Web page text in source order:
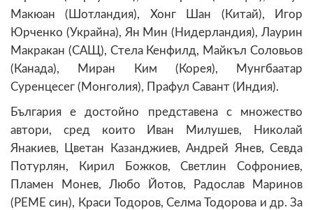
Макюан (Шотландия), Хонг Шан (Китай), Игор
Юрченко (Украйна), Ян Мин (Нидерландия), Лаурин
Макракан (САЩ), Стела Кенфилд, Майкъл Соловьов
(Канада), Миран Ким (Корея), Мунгбаатар
Суренцесег (Монголия), Прафул Савант (Индия).
България е достойно представена с множество
автори, сред които Иван Милушев, Николай
Янакиев, Цветан Казанджиев, Андрей Янев, Севда
Потурлян, Кирил Божков, Светлин Софрониев,
Пламен Монев, Любо Йотов, Радослав Маринов
(РЕМЕ син), Краси Тодоров, Селма Тодорова и др. За